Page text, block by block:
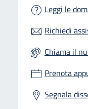
Leggi le
Richiedi
Chiama il
Prenota
Segnala